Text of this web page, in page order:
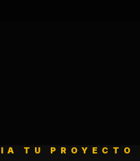
TU PROYECTO